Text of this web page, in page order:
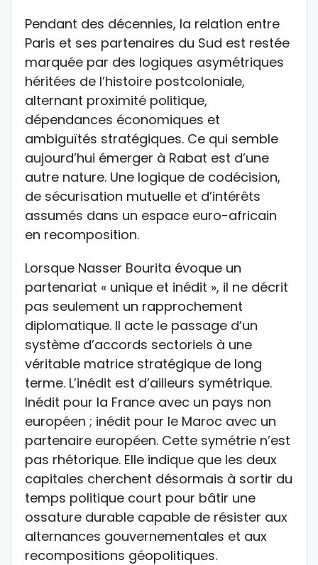
Pendant des décennies, la relation entre
Paris et ses partenaires du Sud est restée
marquée par des logiques asymétriques
héritées de l’histoire postcoloniale,
alternant proximité politique,
dépendances économiques et
ambiguïtés stratégiques. Ce qui semble
aujourd’hui émerger à Rabat est d’une
autre nature. Une logique de codécision,
de sécurisation mutuelle et d’intérêts
assumés dans un espace euro-africain
en recomposition.
Lorsque Nasser Bourita évoque un
partenariat « unique et inédit », il ne décrit
pas seulement un rapprochement
diplomatique. Il acte le passage d’un
système d’accords sectoriels à une
véritable matrice stratégique de long
terme. L’inédit est d’ailleurs symétrique.
Inédit pour la France avec un pays non
européen ; inédit pour le Maroc avec un
partenaire européen. Cette symétrie n’est
pas rhétorique. Elle indique que les deux
capitales cherchent désormais à sortir du
temps politique court pour bâtir une
ossature durable capable de résister aux
alternances gouvernementales et aux
recompositions géopolitiques.